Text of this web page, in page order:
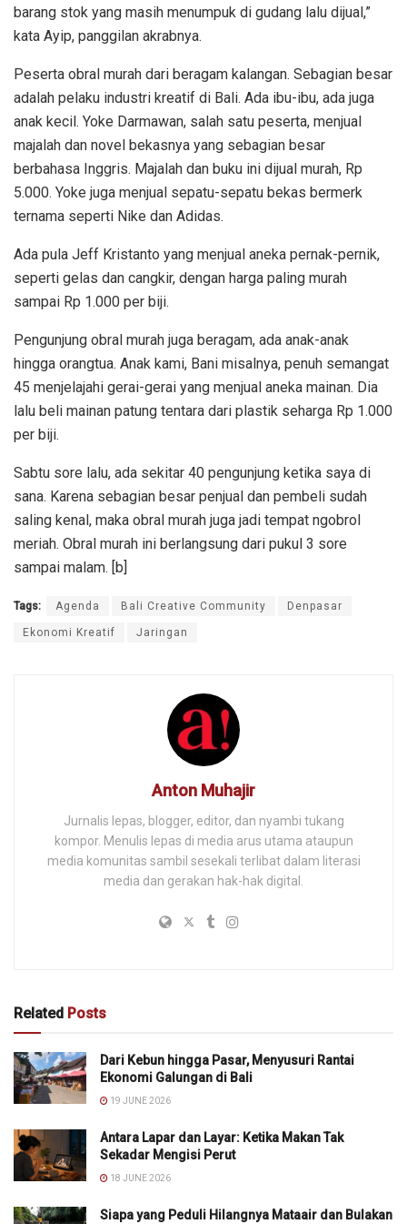
barang stok yang masih menumpuk di gudang lalu dijual,”
kata Ayip, panggilan akrabnya.
Peserta obral murah dari beragam kalangan. Sebagian besar
adalah pelaku industri kreatif di Bali. Ada ibu-ibu, ada juga
anak kecil. Yoke Darmawan, salah satu peserta, menjual
majalah dan novel bekasnya yang sebagian besar
berbahasa Inggris. Majalah dan buku ini dijual murah, Rp
5.000. Yoke juga menjual sepatu-sepatu bekas bermerk
ternama seperti Nike dan Adidas.
Ada pula Jeff Kristanto yang menjual aneka pernak-pernik,
seperti gelas dan cangkir, dengan harga paling murah
sampai Rp 1.000 per biji.
Pengunjung obral murah juga beragam, ada anak-anak
hingga orangtua. Anak kami, Bani misalnya, penuh semangat
45 menjelajahi gerai-gerai yang menjual aneka mainan. Dia
lalu beli mainan patung tentara dari plastik seharga Rp 1.000
per biji.
Sabtu sore lalu, ada sekitar 40 pengunjung ketika saya di
sana. Karena sebagian besar penjual dan pembeli sudah
saling kenal, maka obral murah juga jadi tempat ngobrol
meriah. Obral murah ini berlangsung dari pukul 3 sore
sampai malam. [b]
Tags: Agenda Bali Creative Community Denpasar
Ekonomi Kreatif Jaringan
Anton Muhajir
Jurnalis lepas, blogger, editor, dan nyambi tukang
kompor. Menulis lepas di media arus utama ataupun
media komunitas sambil sesekali terlibat dalam literasi
media dan gerakan hak-hak digital.
Related Posts
Dari Kebun hingga Pasar, Menyusuri Rantai
Ekonomi Galungan di Bali
19 JUNE 2026
Antara Lapar dan Layar: Ketika Makan Tak
Sekadar Mengisi Perut
18 JUNE 2026
Siapa yang Peduli Hilangnya Mataair dan Bulakan